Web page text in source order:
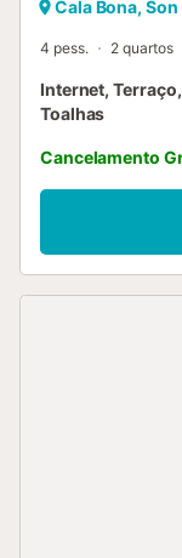
Cala Bona,
4 pess. 2 quartos
Internet,
Toalhas
Cancelamento